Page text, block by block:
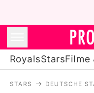
RoyalsStarsFilme
STARS DEUTSCHE